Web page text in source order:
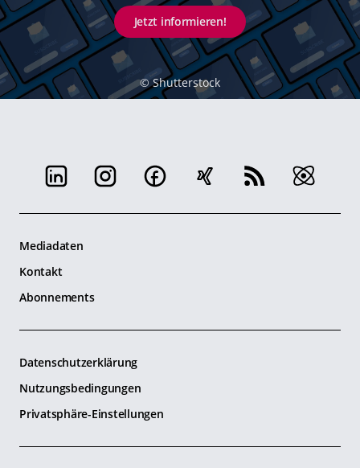
Jetzt informieren!
© Shutterstock
Mediadaten
Kontakt
Abonnements
Datenschutzerklärung
Nutzungsbedingungen
Privatsphäre-Einstellungen